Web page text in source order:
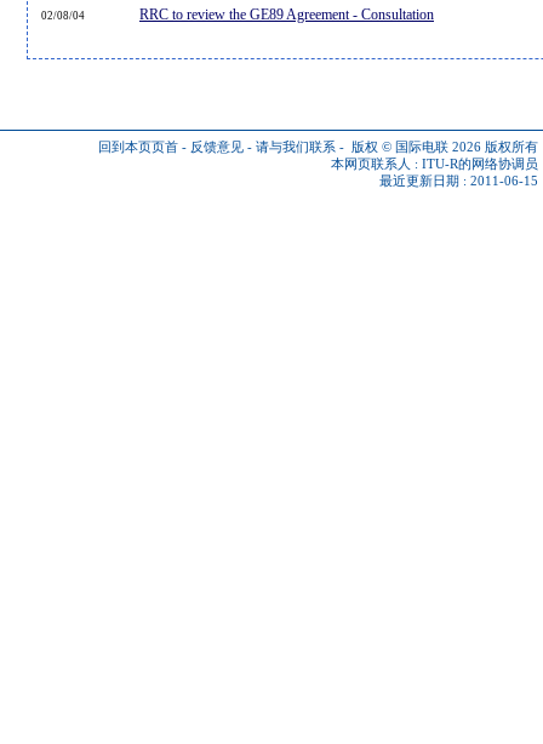
02/08/04 RRC to review the GE89 Agreement - Consultation
回到本页页首 - 反馈意见 - 请与我们联系 - 版权 © 国际电联 2026 版权所有
本网页联系人 : ITU-R的网络协调员
最近更新日期 : 2011-06-15